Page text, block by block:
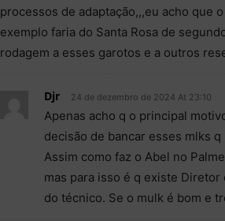
processos de adaptação,,,eu acho que
exemplo faria do Santa Rosa de
rodagem a esses garotos e a outros
Djr 24 de dezembro de 2024 At 23:10
Apenas acho q o principal
decisão de bancar esses mlks
Assim como faz o Abel no
mas para isso é q existe
do técnico. Se o mulk é bom e